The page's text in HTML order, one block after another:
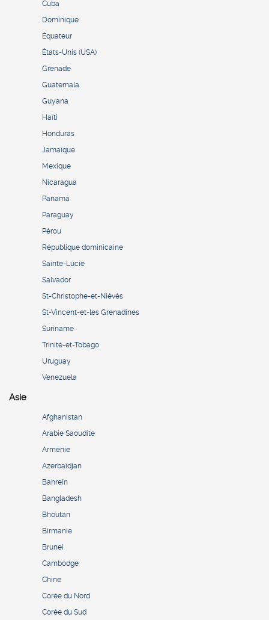
Cuba
Dominique
Équateur
États-Unis (USA)
Grenade
Guatemala
Guyana
Haïti
Honduras
Jamaïque
Mexique
Nicaragua
Panamá
Paraguay
Pérou
République dominicaine
Sainte-Lucie
Salvador
St-Christophe-et-Niévès
St-Vincent-et-les Grenadines
Suriname
Trinité-et-Tobago
Uruguay
Venezuela
Asie
Afghanistan
Arabie Saoudite
Arménie
Azerbaïdjan
Bahreïn
Bangladesh
Bhoutan
Birmanie
Brunei
Cambodge
Chine
Corée du Nord
Corée du Sud